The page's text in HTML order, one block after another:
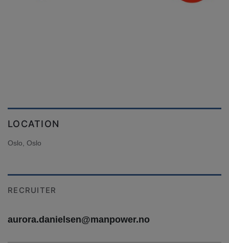
LOCATION
Oslo, Oslo
RECRUITER
aurora.danielsen@manpower.no